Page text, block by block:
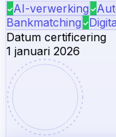
AI-verwerking
Bankmatching
Datum certificering
1 januari 2026